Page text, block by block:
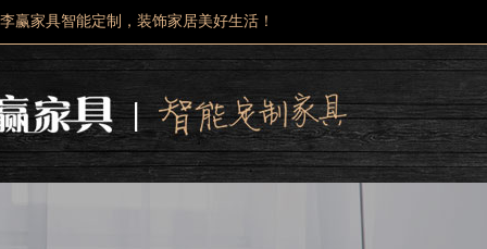
李赢家具智能定制，装饰家居美好生活！